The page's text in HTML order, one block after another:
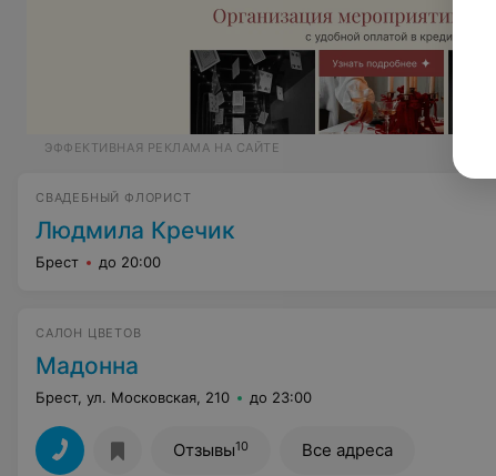
ЭФФЕКТИВНАЯ РЕКЛАМА НА САЙТЕ
СВАДЕБНЫЙ ФЛОРИСТ
Людмила Кречик
Брест до 20:00
САЛОН ЦВЕТОВ
Мадонна
Брест, ул. Московская, 210 до 23:00
Отзывы10 Все адреса